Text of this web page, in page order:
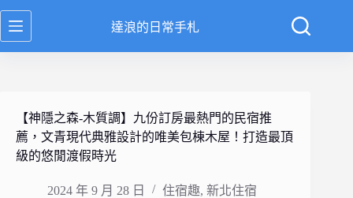
跳
至
達浪的日常手札
【神隱之森-木質調】九份訂房最熱門的民宿推
薦，文青現代典雅設計的唯美包棟木屋！打造最頂
級的悠閒渡假時光
2024 年 9 月 28 日 住宿趣, 新北住宿